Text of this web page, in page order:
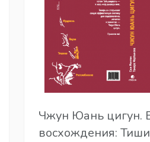
Чжун Юань цигун.
восхождения: